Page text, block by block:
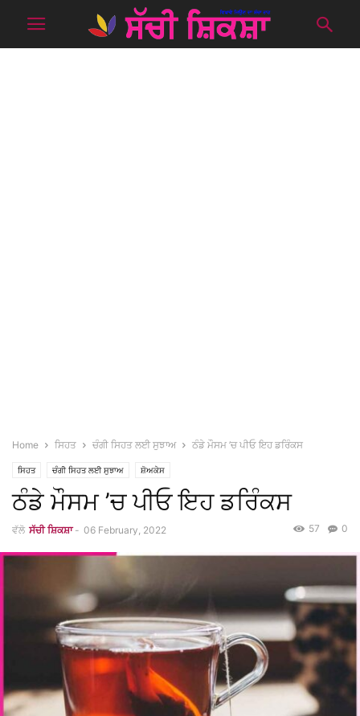
Home ਸਿਹਤ ਚੰਗੀ ਸਿਹਤ ਲਈ ਸੁਝਾਅ ਠੰਡੇ ਮੌਸਮ ’ਚ ਪੀਓ ਇਹ ਡਰਿੰਕਸ
ਸਿਹਤ ਚੰਗੀ ਸਿਹਤ ਲਈ ਸੁਝਾਅ ਸ਼ੋਅਕੇਸ
ਠੰਡੇ ਮੌਸਮ ’ਚ ਪੀਓ ਇਹ ਡਰਿੰਕਸ
ਵੱਲੋ ਸੱਚੀ ਸ਼ਿਕਸ਼ਾ - 06 February, 2022 0
57